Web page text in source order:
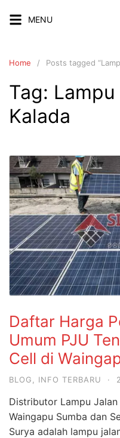
MENU
Home Posts tagged
Tag: Lampu
Kalada
Daftar Harga
Umum PJU
Cell di
BLOG INFO TERBARU ·
Distributor Lampu Jalan
Waingapu Sumba dan
Surya adalah lampu